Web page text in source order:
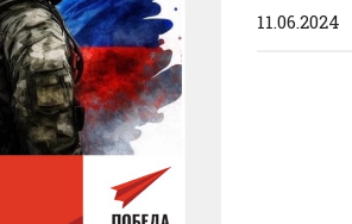
11.06.2024